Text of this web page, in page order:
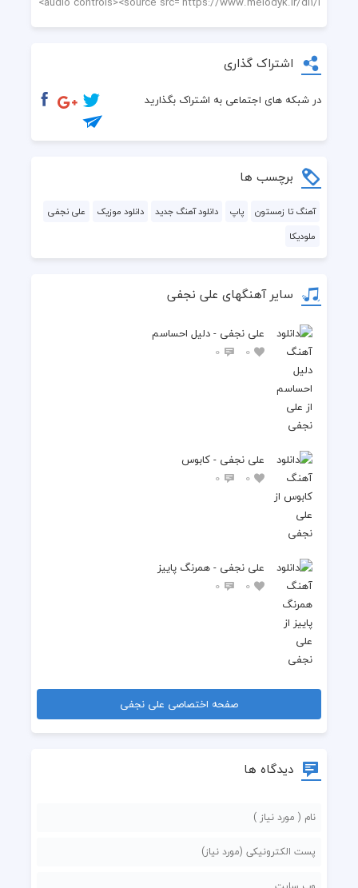
اشتراک گذاری
در شبکه های اجتماعی به اشتراک بگذارید
برچسب ها
آهنگ تا زمستون پاپ دانلود آهنگ جدید دانلود موزیک
علی نجفی
ملودیکا
سایر آهنگهای علی نجفی
علی نجفی - دلیل احساسم
0
0
علی نجفی - کابوس
0
0
علی نجفی - همرنگ پاییز
0
0
صفحه اختصاصی علی نجفی
دیدگاه ها